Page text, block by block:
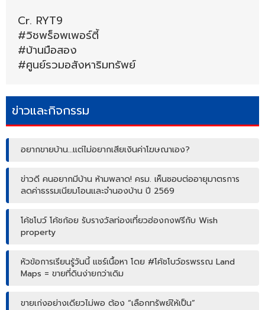
Cr. RYT9
#วิชพร็อพเพอร์ตี้
#บ้านมือสอง
#ศูนย์รวมอสังหาริมทรัพย์
ข่าวและกิจกรรม
อยากขายบ้าน…แต่ไม่อยากเสียเงินค่าโฆษณาเอง?
ข่าวดี คนอยากมีบ้าน ห้ามพลาด! ครม. เห็นชอบต่ออายุมาตรการ
ลดค่าธรรมเนียมโอนและจำนองบ้าน ปี 2569
โค้ชโบว์ โค้ชก้อย รับรางวัลท่องเที่ยวฮ่องกงฟรีกับ Wish
property
หัวข้อการเรียนรู้วันนี้ แชร์เนื้อหา โดย #โค้ชโบว์อรพรรณ Land
Maps = ขายที่ดินง่ายกว่าเดิม
ขายเก่งอย่างเดียวไม่พอ ต้อง “เลือกทรัพย์ให้เป็น”